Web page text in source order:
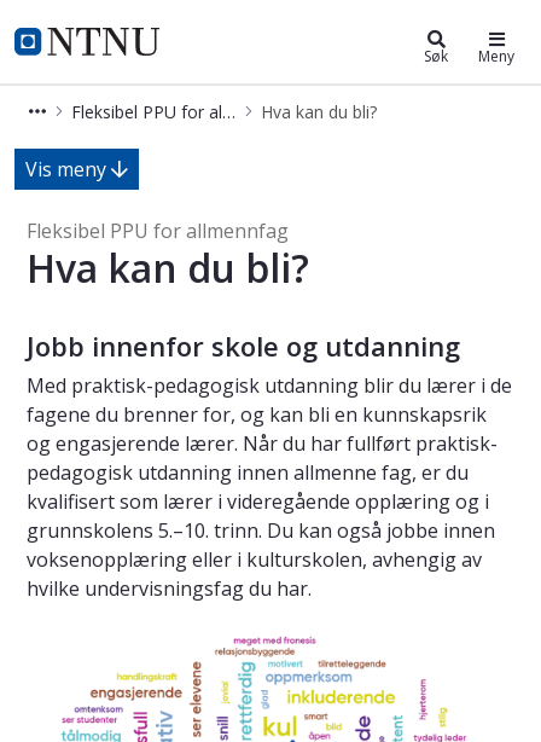
NTNU Hjemmeside
Fleksibel PPU for allmennfag
Søk Meny
Fleksibel PPU for allmennfag Hva kan du bli?
Hva kan du bli? - Fleksibel PPU for
Vis meny
Fleksibel PPU for allmennfag
Hva kan du bli?
Jobb innenfor skole og utdanning
Med praktisk-pedagogisk utdanning blir du lærer i de
fagene du brenner for, og kan bli en kunnskapsrik
og engasjerende lærer. Når du har fullført praktisk-
pedagogisk utdanning innen allmenne fag, er du
kvalifisert som lærer i videregående opplæring og i
grunnskolens 5.–10. trinn. Du kan også jobbe innen
voksenopplæring eller i kulturskolen, avhengig av
hvilke undervisningsfag du har.